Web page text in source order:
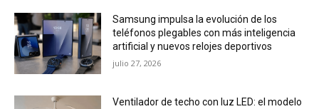
Samsung impulsa la evolución de los
teléfonos plegables con más inteligencia
artificial y nuevos relojes deportivos
julio 27, 2026
Ventilador de techo con luz LED: el modelo